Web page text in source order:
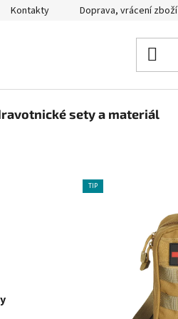
Kontakty Doprava, vrácení zboží
sety a materiál
TIP